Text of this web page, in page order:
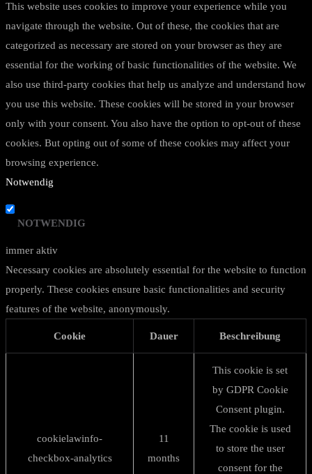
This website uses cookies to improve your experience while you
navigate through the website. Out of these, the cookies that are
categorized as necessary are stored on your browser as they are
essential for the working of basic functionalities of the website. We
also use third-party cookies that help us analyze and understand how
you use this website. These cookies will be stored in your browser
only with your consent. You also have the option to opt-out of these
cookies. But opting out of some of these cookies may affect your
browsing experience.
Notwendig
NOTWENDIG
immer aktiv
Necessary cookies are absolutely essential for the website to function
properly. These cookies ensure basic functionalities and security
features of the website, anonymously.
Cookie Dauer Beschreibung
cookielawinfo-
checkbox-analytics
11
months
This cookie is set
by GDPR Cookie
Consent plugin.
The cookie is used
to store the user
consent for the